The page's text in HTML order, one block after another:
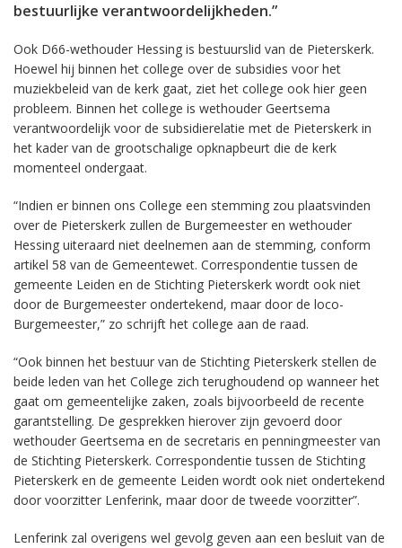
bestuurlijke verantwoordelijkheden.”
Ook D66-wethouder Hessing is bestuurslid van de Pieterskerk.
Hoewel hij binnen het college over de subsidies voor het
muziekbeleid van de kerk gaat, ziet het college ook hier geen
probleem. Binnen het college is wethouder Geertsema
verantwoordelijk voor de subsidierelatie met de Pieterskerk in
het kader van de grootschalige opknapbeurt die de kerk
momenteel ondergaat.
“Indien er binnen ons College een stemming zou plaatsvinden
over de Pieterskerk zullen de Burgemeester en wethouder
Hessing uiteraard niet deelnemen aan de stemming, conform
artikel 58 van de Gemeentewet. Correspondentie tussen de
gemeente Leiden en de Stichting Pieterskerk wordt ook niet
door de Burgemeester ondertekend, maar door de loco-
Burgemeester,” zo schrijft het college aan de raad.
“Ook binnen het bestuur van de Stichting Pieterskerk stellen de
beide leden van het College zich terughoudend op wanneer het
gaat om gemeentelijke zaken, zoals bijvoorbeeld de recente
garantstelling. De gesprekken hierover zijn gevoerd door
wethouder Geertsema en de secretaris en penningmeester van
de Stichting Pieterskerk. Correspondentie tussen de Stichting
Pieterskerk en de gemeente Leiden wordt ook niet ondertekend
door voorzitter Lenferink, maar door de tweede voorzitter”.
Lenferink zal overigens wel gevolg geven aan een besluit van de